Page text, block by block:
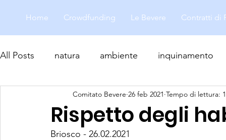
Home Crowdfunding Le Bevere Contratti di
All Posts natura ambiente inquinamento
Rispetto degli
Comitato Bevere 26 feb 2021 Tempo di lettura:
Briosco - 26.02.2021